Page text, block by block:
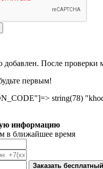
После проверки
первым!
string(78)
информацию
в ближайшее время
Заказать